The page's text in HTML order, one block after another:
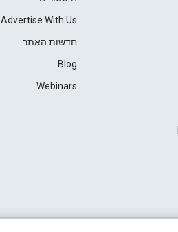
Advertise With Us
חדשות האתר
Blog
Webinars